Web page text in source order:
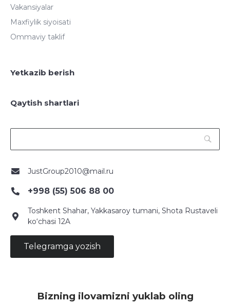
Vakansiyalar
Maxfiylik siyoisati
Ommaviy taklif
Yetkazib berish
Qaytish shartlari
JustGroup2010@mail.ru
+998 (55) 506 88 00
Toshkent Shahar, Yakkasaroy tumani, Shota Rustaveli
ko‘chasi 12A
Telegramga yozish
Bizning ilovamizni yuklab oling